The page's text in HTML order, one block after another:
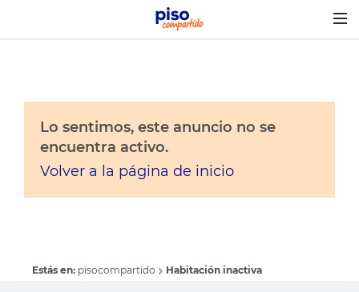
Lo sentimos, este anuncio no se
encuentra activo.
Volver a la página de inicio
Estás en: pisocompartido Habitación inactiva